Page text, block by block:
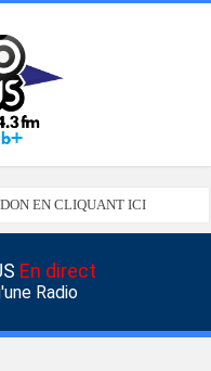
EN CLIQUANT ICI
En direct
Radio